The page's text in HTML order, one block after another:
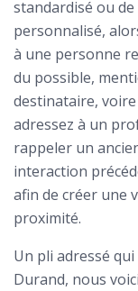
standardisé ou
personnalisé,
à une personne
du possible,
destinataire,
adressez à un
rappeler un
interaction
afin de créer une
proximité.
Un pli adressé
Durand, nous